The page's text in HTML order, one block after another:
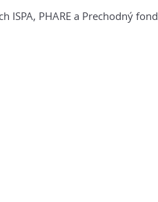
ISPA, PHARE a Prechodný fond